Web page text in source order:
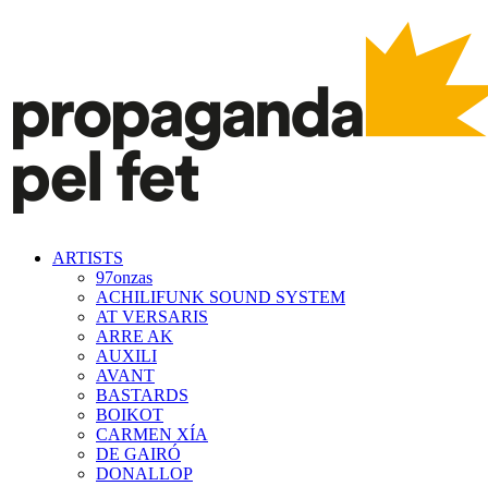
ARTISTS
97onzas
ACHILIFUNK SOUND SYSTEM
AT VERSARIS
ARRE AK
AUXILI
AVANT
BASTARDS
BOIKOT
CARMEN XÍA
DE GAIRÓ
DONALLOP